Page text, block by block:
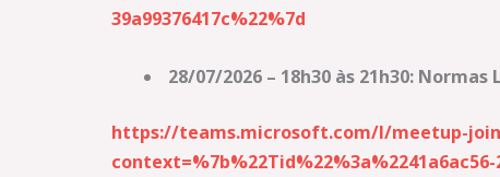
39a99376417c%22%7d
28/07/2026 – 18h30 às 21h30:
https://teams.microsoft.com/l/meetup-join/